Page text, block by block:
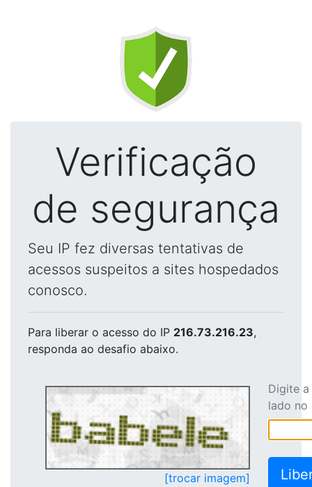
Verificação
de segurança
Seu IP fez diversas tentativas de
acessos suspeitos a sites hospedados
conosco.
Para liberar o acesso do IP 216.73.216.23,
responda ao desafio abaixo.
[trocar imagem]
Digite
lado no